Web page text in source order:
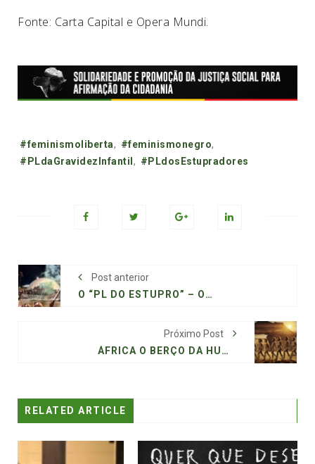
Fonte: Carta Capital e Opera Mundi.
Tags:
#feminismoliberta, #feminismonegro,
#PLdaGravidezInfantil , #PLdosEstupradores
Post anterior
O “PL DO ESTUPRO” – OU POR QUE AS MARXISTAS FEMINISTAS VÃO SEGUIR FALANDO SOBRE ABORTO
Próximo Post
ÁFRICA O BERÇO DA HUMANIDADE
RELATED ARTICLE